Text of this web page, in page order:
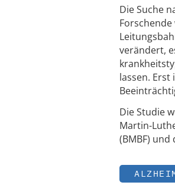
Die Suche
verändert,
lassen.
Die Studie
Martin-
(BMBF)